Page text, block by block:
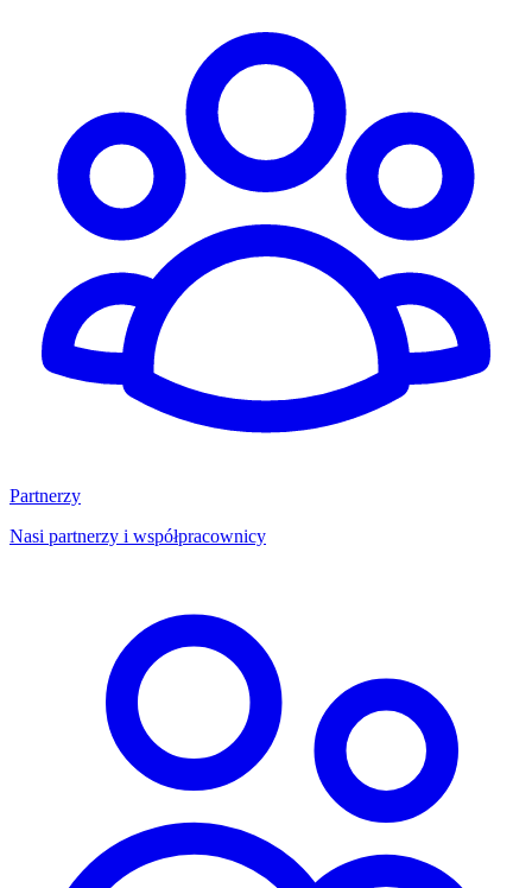
Partnerzy
Nasi partnerzy i współpracownicy